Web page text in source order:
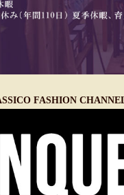
FASHION